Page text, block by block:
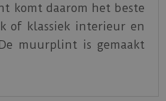
komt daarom het beste
of klassiek interieur en
muurplint is gemaakt
hdf en is rondom
en afgelakt met